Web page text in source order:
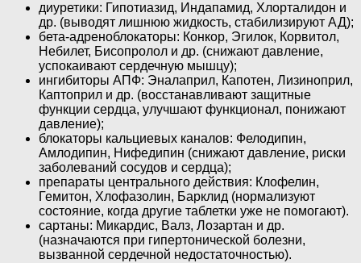
диуретики: Гипотиазид, Индапамид, Хлорталидон и
др. (выводят лишнюю жидкость, стабилизируют АД);
бета-адреноблокаторы: Конкор, Эгилок, Корвитол,
Небилет, Бисопролол и др. (снижают давление,
успокаивают сердечную мышцу);
ингибиторы АПФ: Эналаприл, Капотен, Лизиноприл,
Каптоприл и др. (восстанавливают защитные
функции сердца, улучшают функционал, понижают
давление);
блокаторы кальциевых каналов: Фелодипин,
Амлодипин, Нифедипин (снижают давление, риски
заболеваний сосудов и сердца);
препараты центрального действия: Клофелин,
Гемитон, Хлофазолин, Барклид (нормализуют
состояние, когда другие таблетки уже не помогают).
сартаны: Микардис, Валз, Лозартан и др.
(назначаются при гипертонической болезни,
вызванной сердечной недостаточностью).